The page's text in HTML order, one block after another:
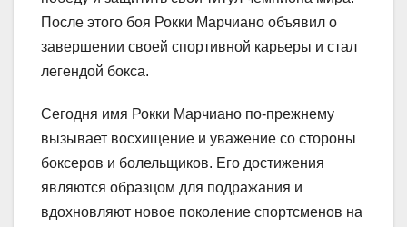
После этого боя Рокки Марчиано объявил о
завершении своей спортивной карьеры и стал
легендой бокса.
Сегодня имя Рокки Марчиано по-прежнему
вызывает восхищение и уважение со стороны
боксеров и болельщиков. Его достижения
являются образцом для подражания и
вдохновляют новое поколение спортсменов на